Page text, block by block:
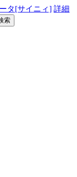
タ[サイニィ] 詳細
索